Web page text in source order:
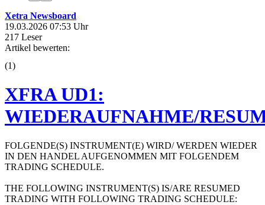
Xetra Newsboard
19.03.2026 07:53 Uhr
217 Leser
Artikel bewerten:
(1)
XFRA UD1:
WIEDERAUFNAHME/
FOLGENDE(S) INSTRUMENT(E) WIRD/ WERDEN WIEDER
IN DEN HANDEL AUFGENOMMEN MIT FOLGENDEM
TRADING SCHEDULE.
THE FOLLOWING INSTRUMENT(S) IS/ARE RESUMED
TRADING WITH FOLLOWING TRADING SCHEDULE: